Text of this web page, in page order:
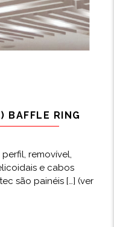
BAFFLE RING
removível,
e cabos
são painéis […] (ver